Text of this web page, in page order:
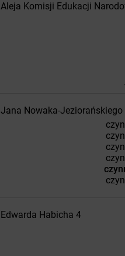
Aleja Komisji Edukacji
Jana Nowaka-Jeziorańskiego
Edwarda Habicha 4